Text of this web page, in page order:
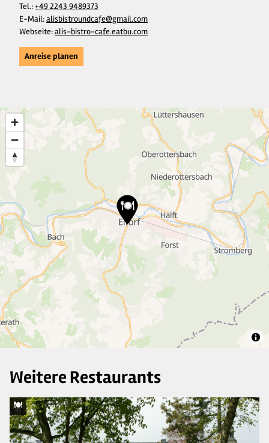
Tel.:+49 2243 9489373
E-Mail:alisbistroundcafe@gmail.com
Webseite:alis-bistro-cafe.eatbu.com
Anreise planen
37
5
Weitere Restaurants